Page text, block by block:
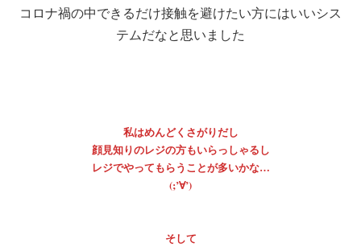
コロナ禍の中できるだけ接触を避けたい方にはいいシス
テムだなと思いました
私はめんどくさがりだし
顔見知りのレジの方もいらっしゃるし
レジでやってもらうことが多いかな…
(;’∀’)
そして